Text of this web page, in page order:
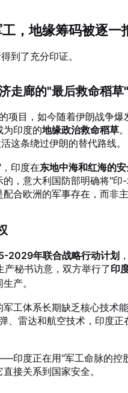
，地缘筹码被逐一
到了充分印证。
走廊的"最后救命稻草"
项目，如今随着伊朗战争爆
为印度的地缘政治救命稻草
这条绕过伊朗的替代路线。
印度在东地中海和红海的
的，意大利国防部明确将"印
合欧洲的军事存在，而非主
2029年联合战略行动计划
秘书访意，双方举行了印
生产。
工体系长期缺乏核心技术
、雷达和航空技术，印度正
印度正在用"军工命脉的控
接关系到国家安全。